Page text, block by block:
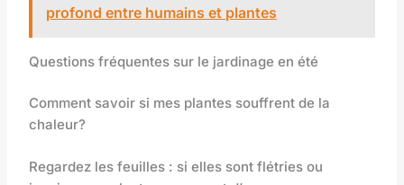
profond entre humains et plantes
Questions fréquentes sur le jardinage en été
Comment savoir si mes plantes souffrent de la
chaleur?
Regardez les feuilles : si elles sont flétries ou